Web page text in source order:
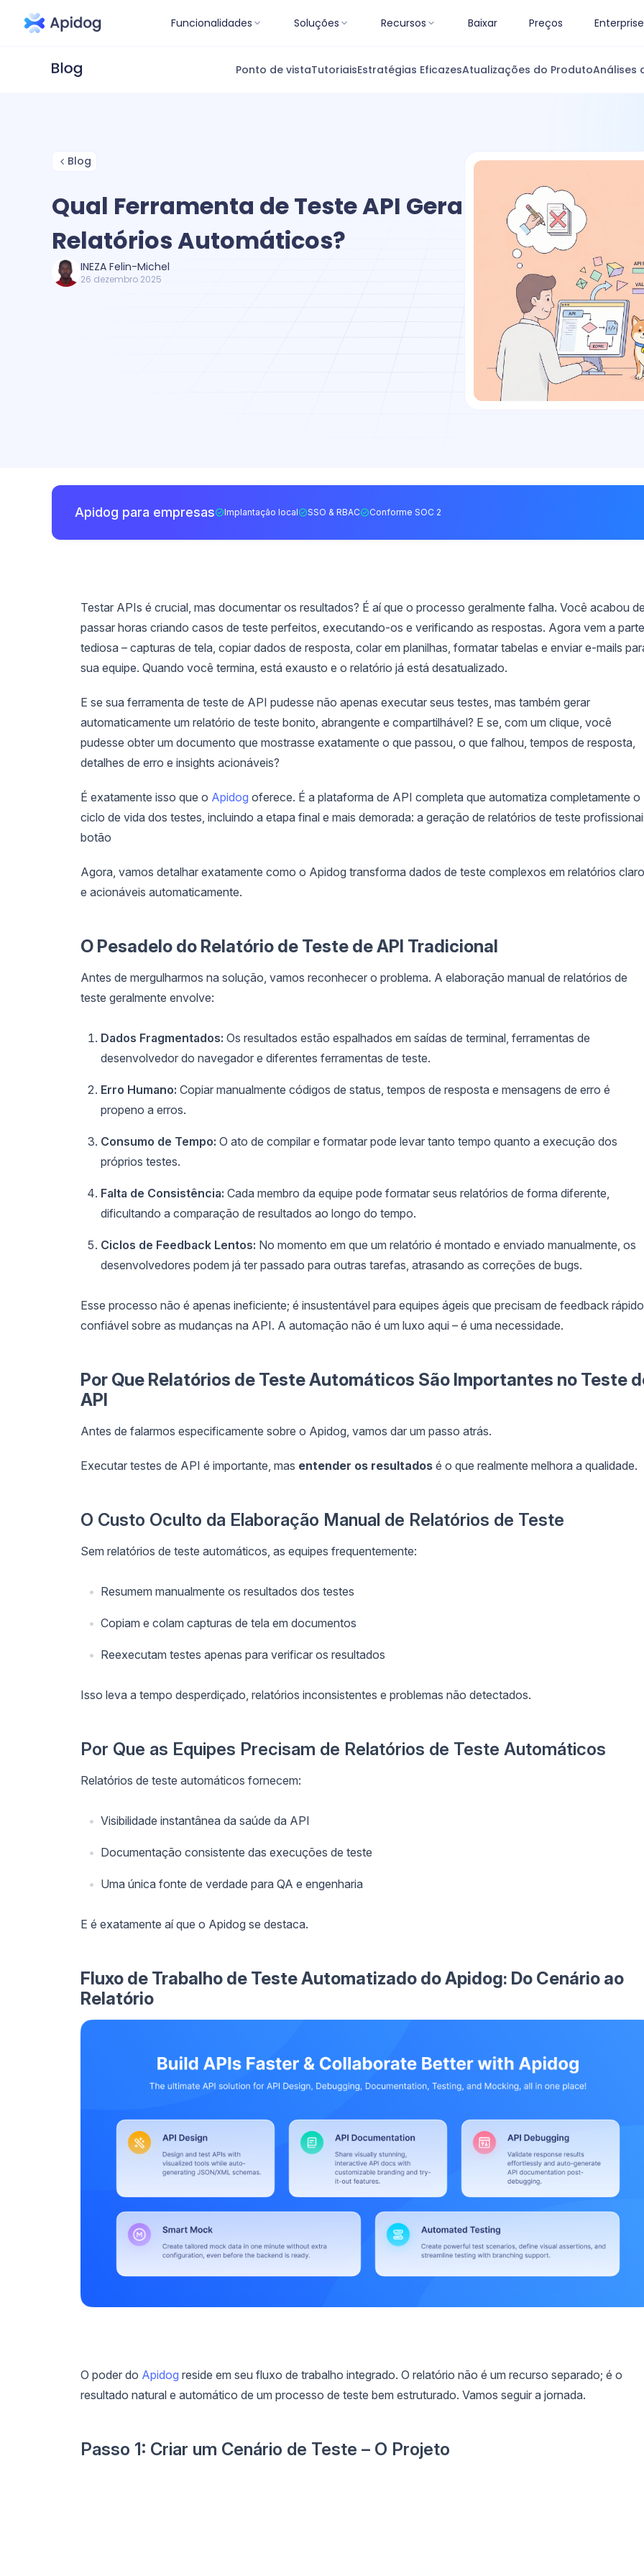
Funcionalidades Soluções Recursos Baixar Preços Enterprise
Ponto de vistaTutoriaisEstratégias EficazesAtualizações do ProdutoAnálises
Blog
Qual Ferramenta de Teste API Gera
Relatórios Automáticos?
INEZA Felin-Michel
26 dezembro 2025
Apidog para empresas Implantação local SSO & RBAC Conforme SOC 2
Testar APIs é crucial, mas documentar os resultados? É aí que o processo geralmente falha. Você acabou
passar horas criando casos de teste perfeitos, executando-os e verificando as respostas. Agora vem a parte
tediosa – capturas de tela, copiar dados de resposta, colar em planilhas, formatar tabelas e enviar e-mails
sua equipe. Quando você termina, está exausto e o relatório já está desatualizado.
E se sua ferramenta de teste de API pudesse não apenas executar seus testes, mas também gerar
automaticamente um relatório de teste bonito, abrangente e compartilhável? E se, com um clique, você
pudesse obter um documento que mostrasse exatamente o que passou, o que falhou, tempos de resposta,
detalhes de erro e insights acionáveis?
É exatamente isso que o Apidog oferece. É a plataforma de API completa que automatiza completamente o
ciclo de vida dos testes, incluindo a etapa final e mais demorada: a geração de relatórios de teste
botão
Agora, vamos detalhar exatamente como o Apidog transforma dados de teste complexos em relatórios
e acionáveis automaticamente.
O Pesadelo do Relatório de Teste de API Tradicional
Antes de mergulharmos na solução, vamos reconhecer o problema. A elaboração manual de relatórios de
teste geralmente envolve:
Dados Fragmentados: Os resultados estão espalhados em saídas de terminal, ferramentas de
desenvolvedor do navegador e diferentes ferramentas de teste.
Erro Humano: Copiar manualmente códigos de status, tempos de resposta e mensagens de erro é
propeno a erros.
Consumo de Tempo: O ato de compilar e formatar pode levar tanto tempo quanto a execução dos
próprios testes.
Falta de Consistência: Cada membro da equipe pode formatar seus relatórios de forma diferente,
dificultando a comparação de resultados ao longo do tempo.
Ciclos de Feedback Lentos: No momento em que um relatório é montado e enviado manualmente, os
desenvolvedores podem já ter passado para outras tarefas, atrasando as correções de bugs.
Esse processo não é apenas ineficiente; é insustentável para equipes ágeis que precisam de feedback
confiável sobre as mudanças na API. A automação não é um luxo aqui – é uma necessidade.
Por Que Relatórios de Teste Automáticos São Importantes no Teste
API
Antes de falarmos especificamente sobre o Apidog, vamos dar um passo atrás.
Executar testes de API é importante, mas entender os resultados é o que realmente melhora a qualidade.
O Custo Oculto da Elaboração Manual de Relatórios de Teste
Sem relatórios de teste automáticos, as equipes frequentemente:
Resumem manualmente os resultados dos testes
Copiam e colam capturas de tela em documentos
Reexecutam testes apenas para verificar os resultados
Isso leva a tempo desperdiçado, relatórios inconsistentes e problemas não detectados.
Por Que as Equipes Precisam de Relatórios de Teste Automáticos
Relatórios de teste automáticos fornecem:
Visibilidade instantânea da saúde da API
Documentação consistente das execuções de teste
Uma única fonte de verdade para QA e engenharia
E é exatamente aí que o Apidog se destaca.
Fluxo de Trabalho de Teste Automatizado do Apidog: Do Cenário ao
Relatório
O poder do Apidog reside em seu fluxo de trabalho integrado. O relatório não é um recurso separado; é o
resultado natural e automático de um processo de teste bem estruturado. Vamos seguir a jornada.
Passo 1: Criar um Cenário de Teste – O Projeto